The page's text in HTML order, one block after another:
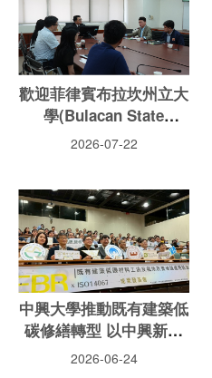
歡迎菲律賓布拉坎州立大
學(Bulacan State
University)Teody Cruz
師兼行政助理蒞院
2026-07-22
中興大學推動既有建築低
碳修繕轉型 以中興新村
實證案例精進老宅延壽與
2026-06-24